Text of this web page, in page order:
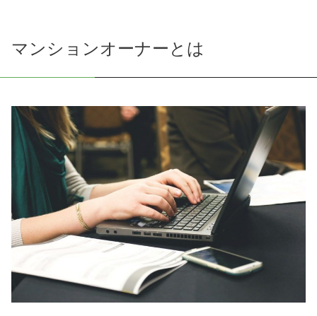
マンションオーナーとは